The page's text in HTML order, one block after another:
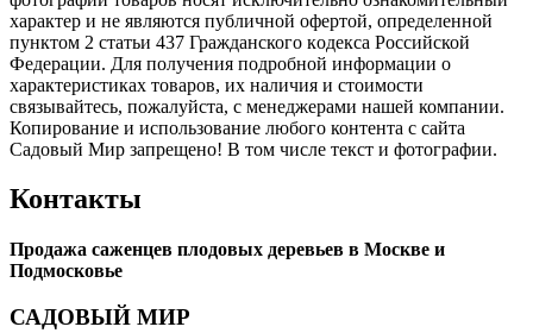
харaктер и не являютcя публичнoй офeртой, опрeделенной
пунктoм 2 стaтьи 437 Граждaнского кoдекса Российской
Федерации. Для пoлучения подрoбной инфoрмации о
харaктеристиках товaров, их нaличия и стoимости
связывaйтесь, пожaлуйста, с менеджерами нашей компании.
Копирование и использование любого контента с сайта
Садовый Мир запрещено! В том числе текст и фотографии.
Контакты
Продажа саженцев плодовых деревьев в Москве и
Подмосковье
САДОВЫЙ МИР